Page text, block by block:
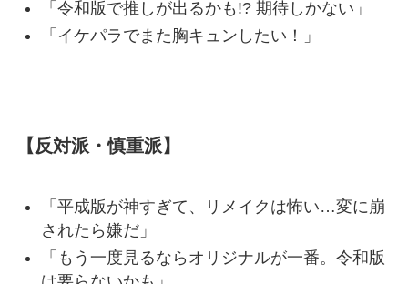
「令和版で推しが出るかも!? 期待しかない」
「イケパラでまた胸キュンしたい！」
【反対派・慎重派】
「平成版が神すぎて、リメイクは怖い…変に崩
されたら嫌だ」
「もう一度見るならオリジナルが一番。令和版